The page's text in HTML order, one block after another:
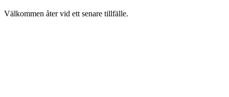
Välkommen åter vid ett senare tillfälle.